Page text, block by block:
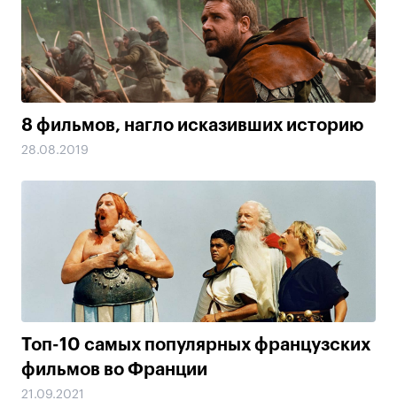
8 фильмов, нагло исказивших историю
28.08.2019
Топ-10 самых популярных французских
фильмов во Франции
21.09.2021